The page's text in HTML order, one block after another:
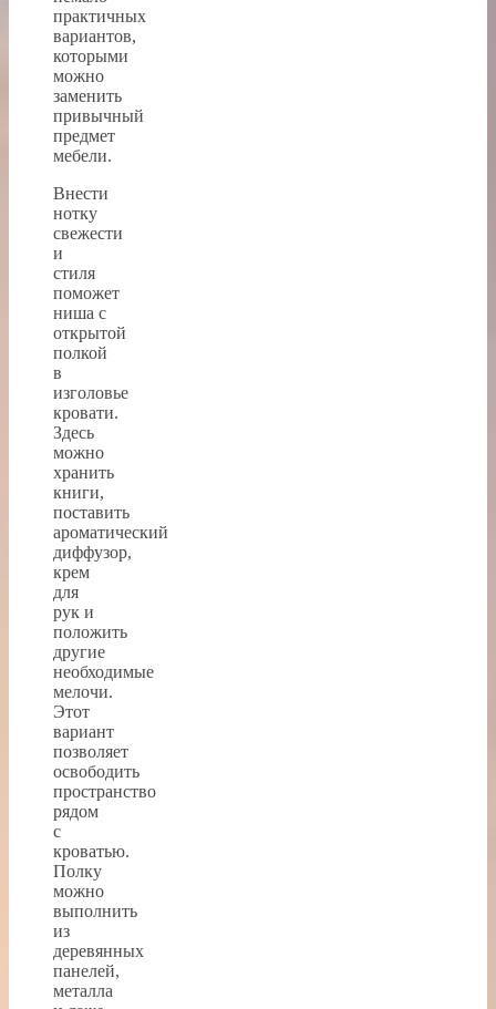
практичных
вариантов,
которыми
можно
заменить
привычный
предмет
мебели.
Внести
нотку
свежести
и
стиля
поможет
ниша с
открытой
полкой
в
изголовье
кровати.
Здесь
можно
хранить
книги,
поставить
ароматический
диффузор,
крем
для
рук и
положить
другие
необходимые
мелочи.
Этот
вариант
позволяет
освободить
пространство
рядом
с
кроватью.
Полку
можно
выполнить
из
деревянных
панелей,
металла